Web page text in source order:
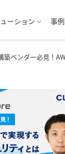
ーション 事
築ベンダー必見！